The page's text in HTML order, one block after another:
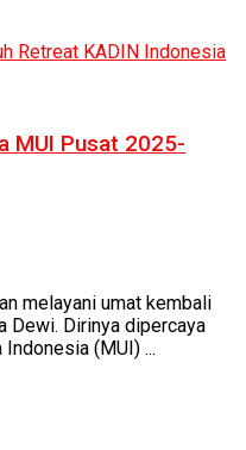
MUI Pusat 2025-
melayani umat kembali
Dewi. Dirinya dipercaya
(MUI) ...